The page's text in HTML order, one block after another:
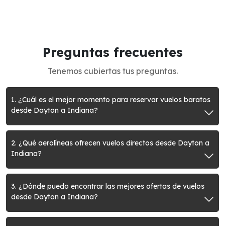
Preguntas frecuentes
Tenemos cubiertas tus preguntas.
1. ¿Cuál es el mejor momento para reservar vuelos baratos
desde Dayton a Indiana?
2. ¿Qué aerolíneas ofrecen vuelos directos desde Dayton a
Indiana?
3. ¿Dónde puedo encontrar las mejores ofertas de vuelos
desde Dayton a Indiana?